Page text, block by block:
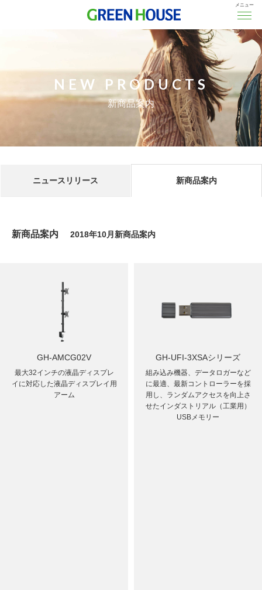
メニュー
NEW PRODUCTS
新商品案内
ニュースリリース 新商品案内
新商品案内 2018年10月新商品案内
GH-AMCG02V
最大32インチの液晶ディスプレ
イに対応した液晶ディスプレイ用
アーム
GH-UFI-3XSAシリーズ
組み込み機器、データロガーなど
に最適、最新コントローラーを採
用し、ランダムアクセスを向上さ
せたインダストリアル（工業用）
USBメモリー